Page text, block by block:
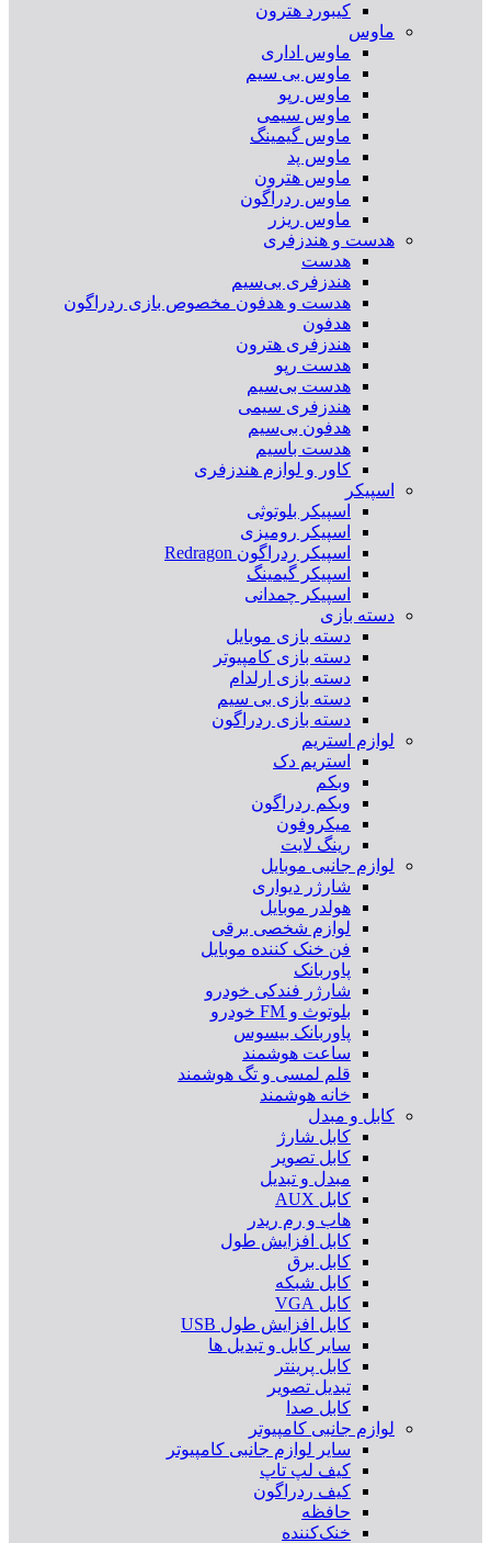
کیبورد هترون
ماوس
ماوس اداری
ماوس بی سیم
ماوس رپو
ماوس سیمی
ماوس گیمینگ
ماوس پد
ماوس هترون
ماوس ردراگون
ماوس ریزر
هدست و هندزفری
هدست
هندزفری بی‌سیم
هدست و هدفون مخصوص بازی ردراگون
هدفون
هندزفری هترون
هدست رپو
هدست بی‌سیم
هندزفری سیمی
هدفون بی‌سیم
هدست باسیم
کاور و لوازم هندزفری
اسپیکر
اسپیکر بلوتوثی
اسپیکر رومیزی
اسپیکر ردراگون Redragon
اسپیکر گیمینگ
اسپیکر چمدانی
دسته بازی
دسته بازی موبایل
دسته بازی کامپیوتر
دسته بازی ارلدام
دسته بازی بی سیم
دسته بازی ردراگون
لوازم استریم
استریم دک
وبکم
وبکم ردراگون
میکروفون
رینگ لایت
لوازم جانبی موبایل
شارژر دیواری
هولدر موبایل
لوازم شخصی برقی
فن خنک کننده موبایل
پاوربانک
شارژر فندکی خودرو
بلوتوث و FM خودرو
پاوربانک بیسوس
ساعت هوشمند
قلم لمسی و تگ هوشمند
خانه هوشمند
کابل و مبدل
کابل شارژ
کابل تصویر
مبدل و تبدیل
کابل AUX
هاب و رم ریدر
کابل افزایش طول
کابل برق
کابل شبکه
کابل VGA
کابل افزایش طول USB
سایر کابل و تبدیل ها
کابل پرینتر
تبدیل تصویر
کابل صدا
لوازم جانبی کامپیوتر
سایر لوازم جانبی کامپیوتر
کیف لپ تاپ
کیف ردراگون
حافظه
خنک‌کننده